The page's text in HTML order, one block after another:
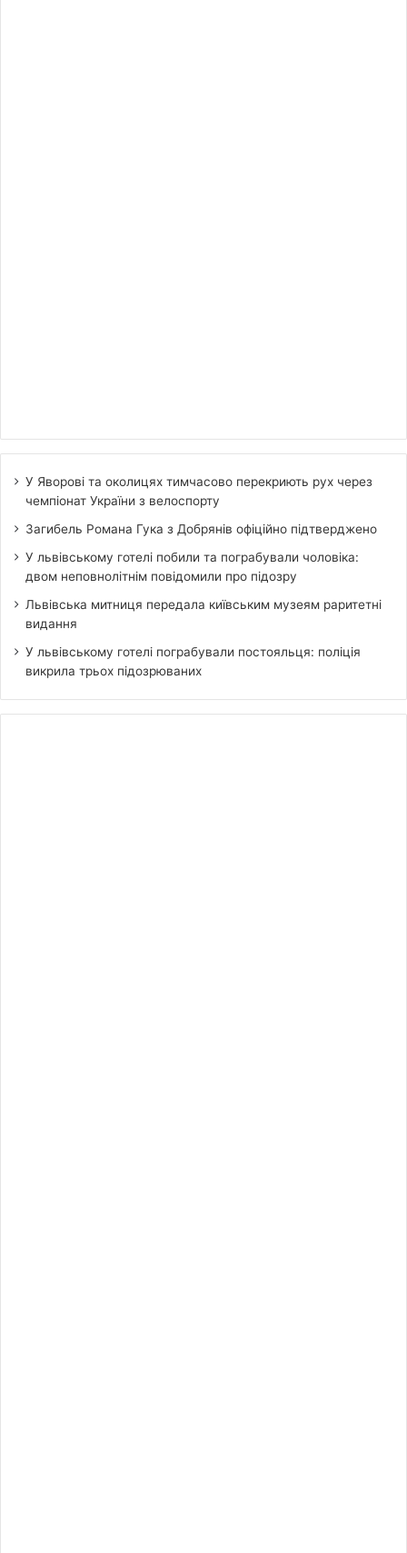
У Яворові та околицях тимчасово перекриють рух через
чемпіонат України з велоспорту
Загибель Романа Гука з Добрянів офіційно підтверджено
У львівському готелі побили та пограбували чоловіка:
двом неповнолітнім повідомили про підозру
Львівська митниця передала київським музеям раритетні
видання
У львівському готелі пограбували постояльця: поліція
викрила трьох підозрюваних